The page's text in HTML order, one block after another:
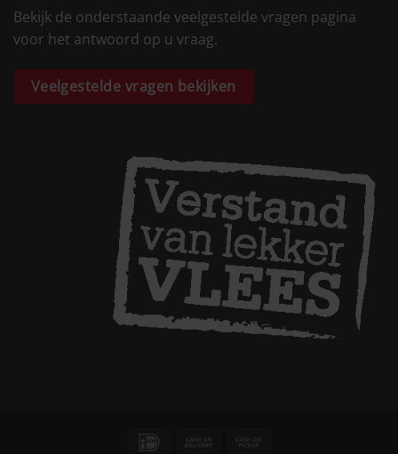
Bekijk de onderstaande veelgestelde vragen pagina
voor het antwoord op u vraag.
Veelgestelde vragen bekijken
IDeal
Cash